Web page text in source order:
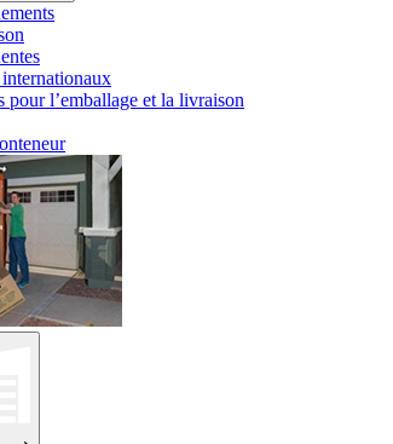
pour l’emballage et la livraison